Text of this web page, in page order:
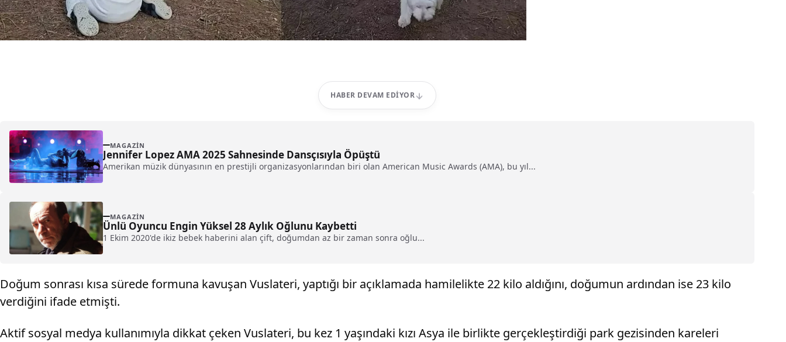
HABER DEVAM EDIYOR
MAGAZIN
Jennifer Lopez AMA 2025 Sahnesinde Dansçısıyla Öpüştü
Amerikan müzik dünyasının en prestijli organizasyonlarından biri olan American Music Awards (AMA), bu yıl...
MAGAZIN
Ünlü Oyuncu Engin Yüksel 28 Aylık Oğlunu Kaybetti
1 Ekim 2020'de ikiz bebek haberini alan çift, doğumdan az bir zaman sonra oğlu...
Doğum sonrası kısa sürede formuna kavuşan Vuslateri, yaptığı bir açıklamada hamilelikte 22 kilo aldığını, doğumun ardından ise 23 kilo
verdiğini ifade etmişti.
Aktif sosyal medya kullanımıyla dikkat çeken Vuslateri, bu kez 1 yaşındaki kızı Asya ile birlikte gerçekleştirdiği park gezisinden kareleri